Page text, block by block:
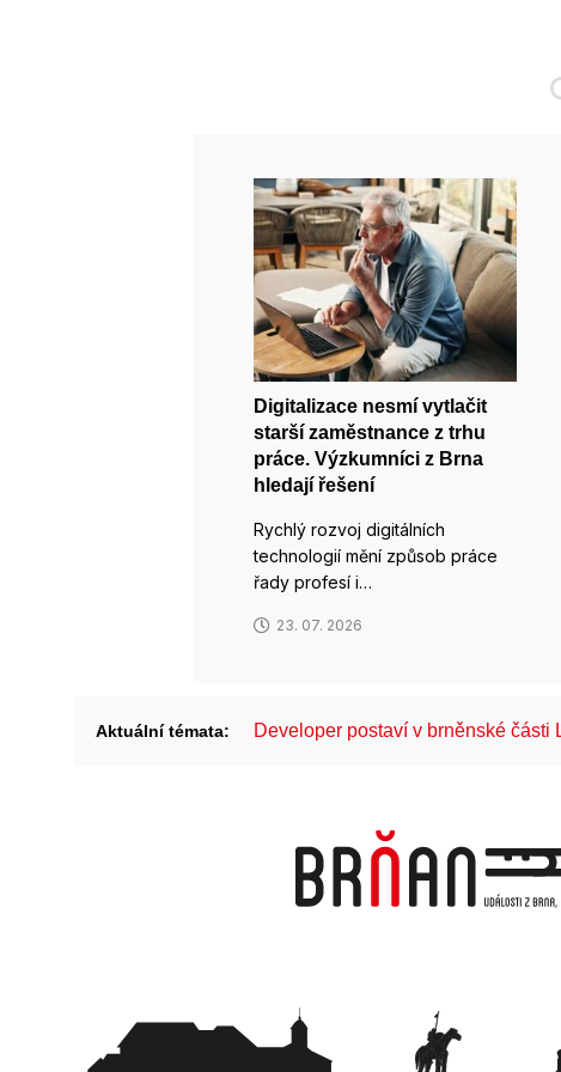
Digitalizace nesmí vytlačit
starší zaměstnance z trhu
práce. Výzkumníci z Brna
hledají řešení
Rychlý rozvoj digitálních
technologií mění způsob práce
řady profesí i…
23. 07. 2026
Aktuální témata: Developer postaví v brněnské